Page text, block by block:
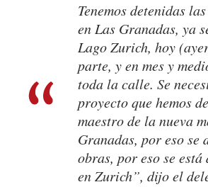
Tenemos detenidas
en Las Granadas, ya
Lago Zurich, hoy
parte, y en mes y
toda la calle. Se
proyecto que hemos
maestro de la nueva
Granadas, por eso se
obras, por eso se
en Zurich”, dijo el